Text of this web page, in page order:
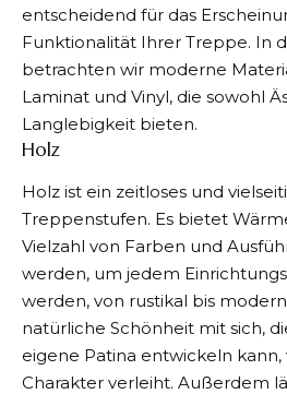
entscheidend für das
Funktionalität Ihrer Treppe. In
betrachten wir moderne
Laminat und Vinyl, die sowohl
Langlebigkeit bieten.
Holz
Holz ist ein zeitloses und
Treppenstufen. Es bietet
Vielzahl von Farben und
werden, um jedem
werden, von rustikal bis
natürliche Schönheit mit sich,
eigene Patina entwickeln kann,
Charakter verleiht. Außerdem